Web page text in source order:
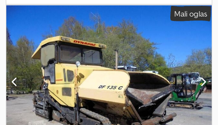
1700 god.: 1987 Jedan vlasnik sa proširenjem Opis: Motor: Deutz 5
cilindara Radujemo se vašem dolasku na savetovanje, potpisivanje
ugovora ili preuzimanje vozila u našem auto salonu. Molimo vas da
prethodno zakažete termin. Ukoliko ne možete doći u naš auto
salon, nudimo kompletnu realizaciju kupovine putem telefona/e-
maila/WhatsAppa/faksa. Na zahtev, isporučujemo vaše novo vozilo
direktno na vašu adresu. To za vas znači najbolju cenu,
maksimalnu sigurnost i udobnost prilikom prodaje i preuzimanja
vozila. Vrlo rado prihvatamo vaše polovno vozilo u zamenu.
Omogućavamo vam digitalnu procenu vozila na osnovu slika, čak i
bez dolaska u auto salon. Naš specijalizovani tim za otkup nudi
vam garantovano najvišu cenu. Na zahtev, vaš novi „polovnjak“
Mali oglas